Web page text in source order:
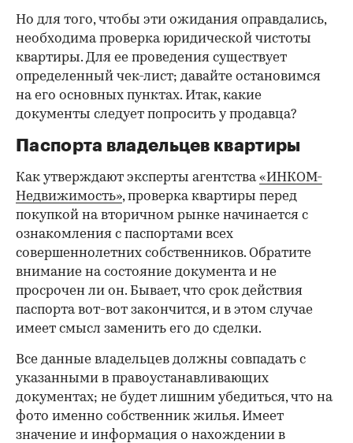
Но для того, чтобы эти ожидания оправдались,
необходима проверка юридической чистоты
квартиры. Для ее проведения существует
определенный чек-лист; давайте остановимся
на его основных пунктах. Итак, какие
документы следует попросить у продавца?
Паспорта владельцев квартиры
Как утверждают эксперты агентства«ИНКОМ-
Недвижимость», проверка квартиры перед
покупкой на вторичном рынке начинается с
ознакомления с паспортами всех
совершеннолетних собственников. Обратите
внимание на состояние документа и не
просрочен ли он. Бывает, что срок действия
паспорта вот-вот закончится, и в этом случае
имеет смысл заменить его до сделки.
Все данные владельцев должны совпадать с
указанными в правоустанавливающих
документах; не будет лишним убедиться, что на
фото именно собственник жилья. Имеет
значение и информация о нахождении в